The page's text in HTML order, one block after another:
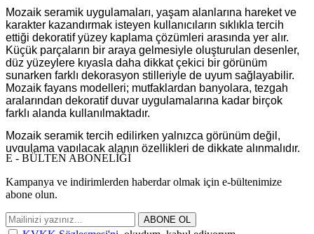
Mozaik seramik uygulamaları, yaşam alanlarına hareket ve
karakter kazandırmak isteyen kullanıcıların sıklıkla tercih
ettiği dekoratif yüzey kaplama çözümleri arasında yer alır.
Küçük parçaların bir araya gelmesiyle oluşturulan desenler,
düz yüzeylere kıyasla daha dikkat çekici bir görünüm
sunarken farklı dekorasyon stilleriyle de uyum sağlayabilir.
Mozaik fayans modelleri; mutfaklardan banyolara, tezgah
aralarından dekoratif duvar uygulamalarına kadar birçok
farklı alanda kullanılmaktadır.
Mozaik seramik tercih edilirken yalnızca görünüm değil,
uygulama yapılacak alanın özellikleri de dikkate alınmalıdır.
Kullanım amacı, yüzey tipi, renk seçimi, desen yoğunluğu
İhtiyaçlara uygun bir seçim yapabilmek adına ürünlerin
kullanım alanları ile teknik özelliklerinin birlikte
değerlendirilmesi faydalı olacaktır.
E - BÜLTEN ABONELİĞİ
Kampanya ve indirimlerden haberdar olmak için e-bültenimize
abone olun.
ABONE OL